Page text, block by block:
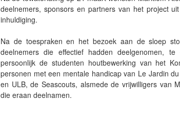
deelnemers, sponsors en partners van het project
inhuldiging.
Na de toespraken en het bezoek aan de sloep
deelnemers die effectief hadden deelgenomen,
persoonlijk de studenten houtbewerking van het
personen met een mentale handicap van Le Jardin
en ULB, de Seascouts, alsmede de vrijwilligers van
die eraan deelnamen.